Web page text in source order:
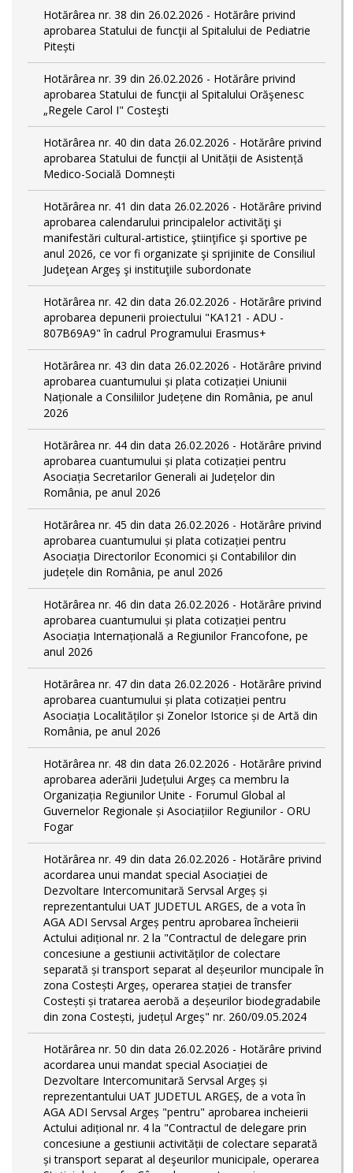
Hotărârea nr. 38 din 26.02.2026 - Hotărâre privind
aprobarea Statului de funcţii al Spitalului de Pediatrie
Pitești
Hotărârea nr. 39 din 26.02.2026 - Hotărâre privind
aprobarea Statului de funcţii al Spitalului Orăşenesc
„Regele Carol I" Costeşti
Hotărârea nr. 40 din data 26.02.2026 - Hotărâre privind
aprobarea Statului de funcții al Unității de Asistență
Medico-Socială Domnești
Hotărârea nr. 41 din data 26.02.2026 - Hotărâre privind
aprobarea calendarului principalelor activităţi şi
manifestări cultural-artistice, ştiinţifice şi sportive pe
anul 2026, ce vor fi organizate şi sprijinite de Consiliul
Judeţean Argeş şi instituţiile subordonate
Hotărârea nr. 42 din data 26.02.2026 - Hotărâre privind
aprobarea depunerii proiectului "KA121 - ADU -
807B69A9" în cadrul Programului Erasmus+
Hotărârea nr. 43 din data 26.02.2026 - Hotărâre privind
aprobarea cuantumului și plata cotizației Uniunii
Naționale a Consiliilor Județene din România, pe anul
2026
Hotărârea nr. 44 din data 26.02.2026 - Hotărâre privind
aprobarea cuantumului și plata cotizației pentru
Asociația Secretarilor Generali ai Județelor din
România, pe anul 2026
Hotărârea nr. 45 din data 26.02.2026 - Hotărâre privind
aprobarea cuantumului și plata cotizației pentru
Asociația Directorilor Economici și Contabililor din
județele din România, pe anul 2026
Hotărârea nr. 46 din data 26.02.2026 - Hotărâre privind
aprobarea cuantumului și plata cotizației pentru
Asociația Internațională a Regiunilor Francofone, pe
anul 2026
Hotărârea nr. 47 din data 26.02.2026 - Hotărâre privind
aprobarea cuantumului și plata cotizației pentru
Asociația Localităților și Zonelor Istorice și de Artă din
România, pe anul 2026
Hotărârea nr. 48 din data 26.02.2026 - Hotărâre privind
aprobarea aderării Județului Argeș ca membru la
Organizația Regiunilor Unite - Forumul Global al
Guvernelor Regionale și Asociațiilor Regiunilor - ORU
Fogar
Hotărârea nr. 49 din data 26.02.2026 - Hotărâre privind
acordarea unui mandat special Asociației de
Dezvoltare Intercomunitară Servsal Argeș și
reprezentantului UAT JUDETUL ARGES, de a vota în
AGA ADI Servsal Argeș pentru aprobarea încheierii
Actului adițional nr. 2 la "Contractul de delegare prin
concesiune a gestiunii activităților de colectare
separată și transport separat al deșeurilor muncipale în
zona Costești Argeș, operarea stației de transfer
Costești și tratarea aerobă a deșeurilor biodegradabile
din zona Costești, județul Argeș" nr. 260/09.05.2024
Hotărârea nr. 50 din data 26.02.2026 - Hotărâre privind
acordarea unui mandat special Asociației de
Dezvoltare Intercomunitară Servsal Argeș și
reprezentantului UAT JUDETUL ARGEȘ, de a vota în
AGA ADI Servsal Argeș "pentru" aprobarea incheierii
Actului adițional nr. 4 la "Contractul de delegare prin
concesiune a gestiunii activității de colectare separată
și transport separat al deşeurilor municipale, operarea